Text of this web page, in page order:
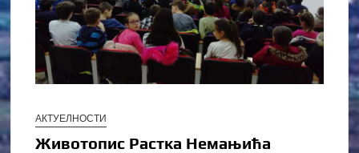
АКТУЕЛНОСТИ
Животопис Растка Немањића